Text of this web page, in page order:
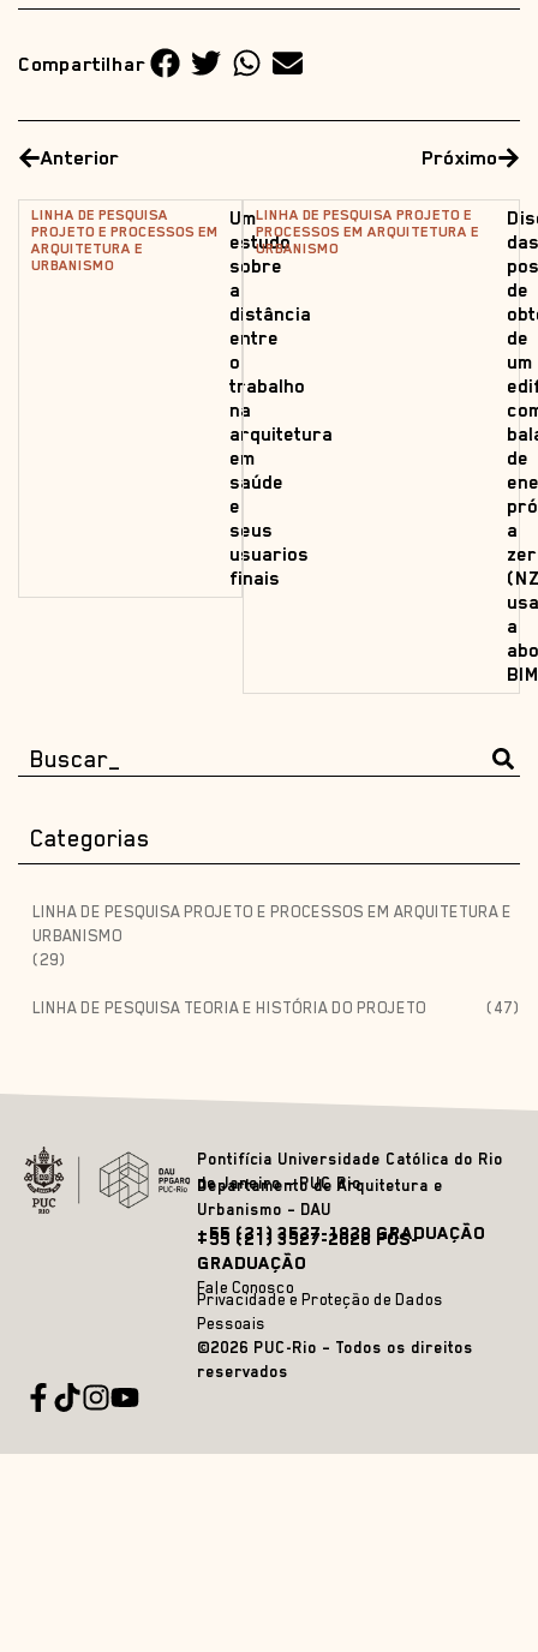
Compartilhar
Anterior
LINHA DE PESQUISA
PROJETO E PROCESSOS EM
ARQUITETURA E
URBANISMO
Um
estudo
sobre
a
distância
entre
o
trabalho
na
arquitetura
em
saúde
e
seus
usuarios
finais
Próximo
LINHA DE PESQUISA PROJETO E
PROCESSOS EM ARQUITETURA E
URBANISMO
das
de
de
um
de
a
a
BIM
Categorias
LINHA DE PESQUISA PROJETO E PROCESSOS EM ARQUITETURA E
URBANISMO
(29)
LINHA DE PESQUISA TEORIA E HISTÓRIA DO PROJETO (47)
Pontifícia Universidade Católica do Rio
de Janeiro – PUC Rio
Departamento de Arquitetura e
Urbanismo – DAU
+55 (21) 3527-1828 GRADUAÇÃO
+55 (21) 3527-2628 PÓS-
GRADUAÇÃO
Fale Conosco
Privacidade e Proteção de Dados
Pessoais
©2026 PUC-Rio – Todos os direitos
reservados